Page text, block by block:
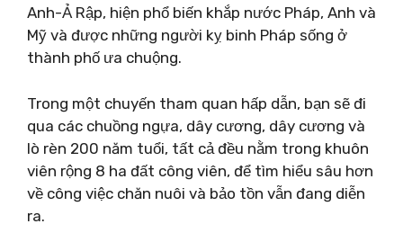
Anh-Ả Rập, hiện phổ biến khắp nước Pháp, Anh và
Mỹ và được những người kỵ binh Pháp sống ở
thành phố ưa chuộng.
Trong một chuyến tham quan hấp dẫn, bạn sẽ đi
qua các chuồng ngựa, dây cương, dây cương và
lò rèn 200 năm tuổi, tất cả đều nằm trong khuôn
viên rộng 8 ha đất công viên, để tìm hiểu sâu hơn
về công việc chăn nuôi và bảo tồn vẫn đang diễn
ra.